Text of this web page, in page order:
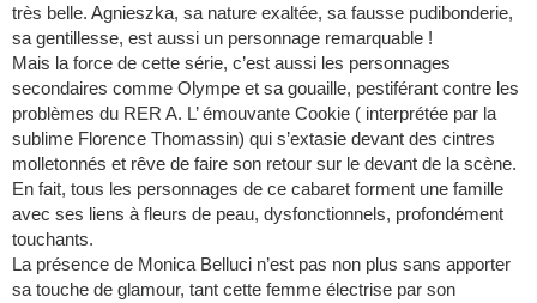
très belle. Agnieszka, sa nature exaltée, sa fausse pudibonderie,
sa gentillesse, est aussi un personnage remarquable !
Mais la force de cette série, c’est aussi les personnages
secondaires comme Olympe et sa gouaille, pestiférant contre les
problèmes du RER A. L’ émouvante Cookie ( interprétée par la
sublime Florence Thomassin) qui s’extasie devant des cintres
molletonnés et rêve de faire son retour sur le devant de la scène.
En fait, tous les personnages de ce cabaret forment une famille
avec ses liens à fleurs de peau, dysfonctionnels, profondément
touchants.
La présence de Monica Belluci n’est pas non plus sans apporter
sa touche de glamour, tant cette femme électrise par son